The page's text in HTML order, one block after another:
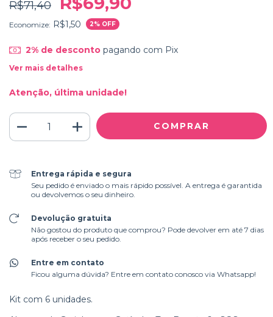
R$71,40
Economize: R$1,50 2% OFF
2% de descontopagando com Pix
Ver mais detalhes
Atenção, última unidade!
Entrega rápida e segura
Seu pedido é enviado o mais rápido possível. A entrega é garantida
ou devolvemos o seu dinheiro.
Devolução gratuita
Não gostou do produto que comprou? Pode devolver em até 7 dias
após receber o seu pedido.
Entre em contato
Ficou alguma dúvida? Entre em contato conosco via Whatsapp!
Kit com 6 unidades.